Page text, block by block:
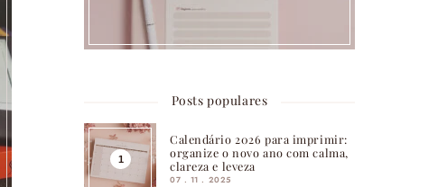
Posts populares
Calendário 2026 para imprimir:
organize o novo ano com calma,
clareza e leveza
07 . 11 . 2025